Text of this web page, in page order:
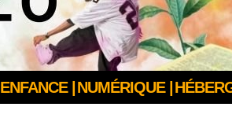
ENFANCE | NUMÉRIQUE |